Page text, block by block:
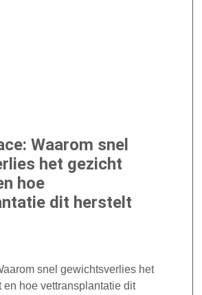
Waarom snel
het gezicht
hoe
dit herstelt
snel gewichtsverlies het
en hoe vettransplantatie dit